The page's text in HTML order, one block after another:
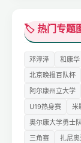
🏷️ 热门专题
邓淳泽 和康华
北京晚报百队杯
阿尔康州立大学
U19热身赛
米
奥尔康大学勇士队
三角赛
扎尼